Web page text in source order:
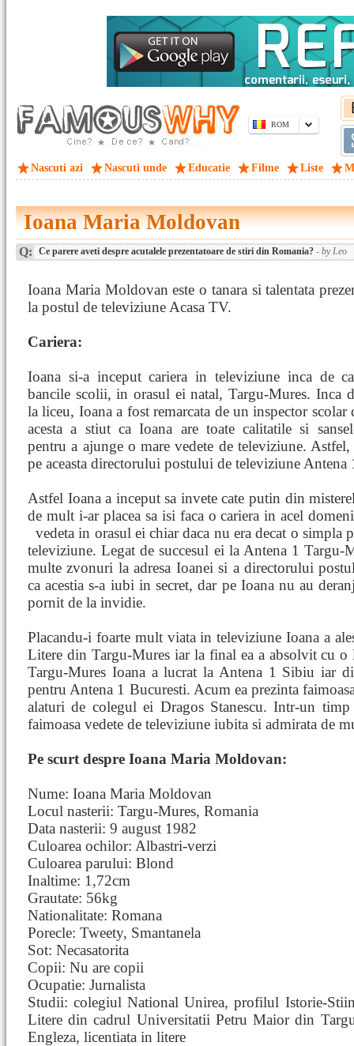
ROM
Nascuti azi Nascuti unde Educatie Filme Liste
Ioana Maria Moldovan
Q: Ce parere aveti despre acutalele prezentatoare de stiri din Romania? - by Leo
Ioana Maria Moldovan este o tanara si talentata
la postul de televiziune Acasa TV.
Cariera:
Ioana si-a inceput cariera in televiziune inca de
bancile scolii, in orasul ei natal, Targu-Mures. Inca
la liceu, Ioana a fost remarcata de un inspector scolar
acesta a stiut ca Ioana are toate calitatile si
pentru a ajunge o mare vedete de televiziune.
pe aceasta directorului postului de televiziune Antena
Astfel Ioana a inceput sa invete cate putin din
de mult i-ar placea sa isi faca o cariera in acel
vedeta in orasul ei chiar daca nu era decat o simpla
televiziune. Legat de succesul ei la Antena 1 Targu-
multe zvonuri la adresa Ioanei si a directorului
ca acestia s-a iubi in secret, dar pe Ioana nu au
pornit de la invidie.
Placandu-i foarte mult viata in televiziune Ioana a
Litere din Targu-Mures iar la final ea a absolvit cu
Targu-Mures Ioana a lucrat la Antena 1 Sibiu iar
pentru Antena 1 Bucuresti. Acum ea prezinta
alaturi de colegul ei Dragos Stanescu. Intr-un
faimoasa vedete de televiziune iubita si admirata de
Pe scurt despre Ioana Maria Moldovan:
Nume: Ioana Maria Moldovan
Locul nasterii: Targu-Mures, Romania
Data nasterii: 9 august 1982
Culoarea ochilor: Albastri-verzi
Culoarea parului: Blond
Inaltime: 1,72cm
Grautate: 56kg
Nationalitate: Romana
Porecle: Tweety, Smantanela
Sot: Necasatorita
Copii: Nu are copii
Ocupatie: Jurnalista
Studii: colegiul National Unirea, profilul Istorie-
Litere din cadrul Universitatii Petru Maior din
Engleza, licentiata in litere